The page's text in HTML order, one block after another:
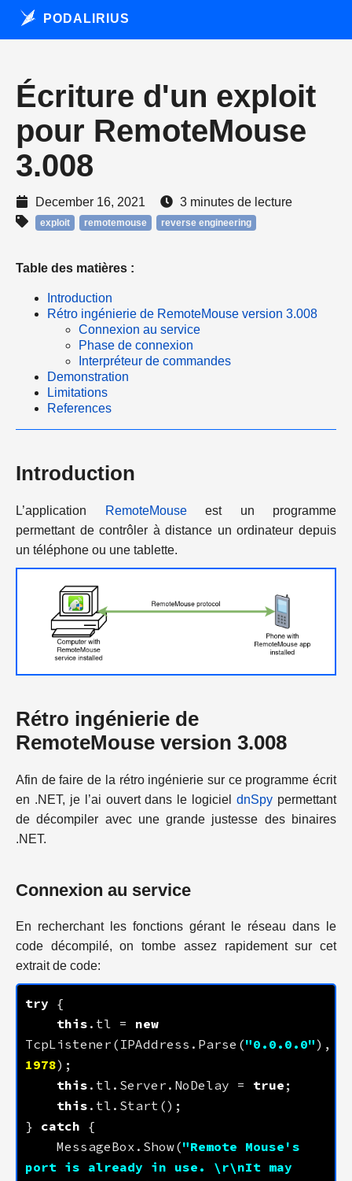
PODALIRIUS
Écriture d'un exploit
pour RemoteMouse
3.008
December 16, 2021 3 minutes de lecture
exploit remotemouse reverse engineering
Table des matières :
Introduction
Rétro ingénierie de RemoteMouse version 3.008
Connexion au service
Phase de connexion
Interpréteur de commandes
Demonstration
Limitations
References
Introduction
L’application RemoteMouseest un programme
permettant de contrôler à distance un ordinateur depuis
un téléphone ou une tablette.
Rétro ingénierie de
RemoteMouse version 3.008
Afin de faire de la rétro ingénierie sur ce programme écrit
en .NET, je l’ai ouvert dans le logicieldnSpy permettant
de décompiler avec une grande justesse des binaires
.NET.
Connexion au service
En recherchant les fonctions gérant le réseau dans le
code décompilé, on tombe assez rapidement sur cet
extrait de code:
try
this .tl = new
TcpListener(IPAddress.Parse("0.0.0.0"
1978
this .tl.Server.NoDelay = true
this
} catch
	MessageBox.Show(
"Remote Mouse's
port is already in use. \r\nIt may